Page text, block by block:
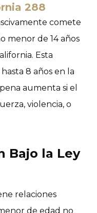
288
comete
menor de 14 años
Esta
8 años en la
aumenta si el
violencia, o
Bajo la Ley
relaciones
de edad no